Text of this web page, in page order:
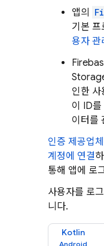
앱의
기본 프
용자 관
인한
이 ID를
이터를
인증 제공업
계정에 연결
통해 앱에 로
사용자를 로
니다.
Kotlin